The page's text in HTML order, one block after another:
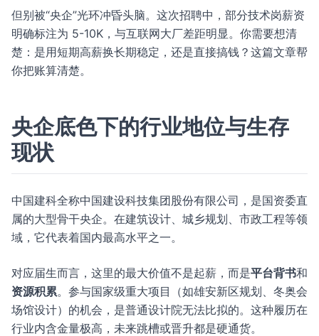
但别被“央企”光环冲昏头脑。这次招聘中，部分技术岗薪资
明确标注为 5-10K，与互联网大厂差距明显。你需要想清
楚：是用短期高薪换长期稳定，还是直接搞钱？这篇文章帮
你把账算清楚。
央企底色下的行业地位与生存
现状
中国建科全称中国建设科技集团股份有限公司，是国资委直
属的大型骨干央企。在建筑设计、城乡规划、市政工程等领
域，它代表着国内最高水平之一。
对应届生而言，这里的最大价值不是起薪，而是平台背书和
资源积累。参与国家级重大项目（如雄安新区规划、冬奥会
场馆设计）的机会，是普通设计院无法比拟的。这种履历在
行业内含金量极高，未来跳槽或晋升都是硬通货。